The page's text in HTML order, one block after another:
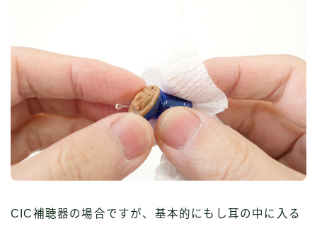
CIC補聴器の場合ですが、基本的にもし耳の中に入る